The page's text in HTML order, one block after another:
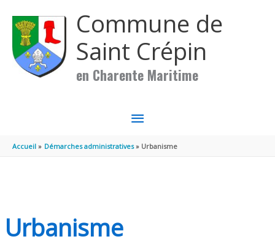
Commune de
Saint Crépin
en Charente Maritime
MENU
PRINCIPAL
Accueil Démarches administratives Urbanisme
Urbanisme